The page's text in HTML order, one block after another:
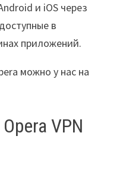
и iOS через
в
приложений.
можно у нас на
VPN